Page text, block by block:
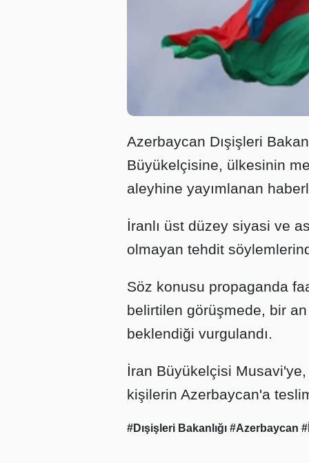
Azerbaycan Dışişleri
Büyükelçisine, ülkesinin
aleyhine yayımlanan
İranlı üst düzey siyasi ve
olmayan tehdit
Söz konusu propaganda
belirtilen görüşmede, bir
beklendiği vurgulandı.
İran Büyükelçisi
kişilerin Azerbaycan'a
#Dışişleri Bakanlığı #Azerbaycan